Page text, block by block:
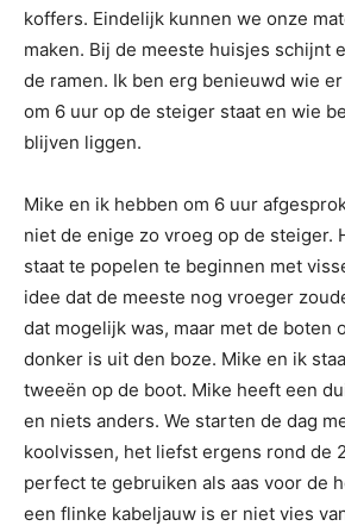
koffers. Eindelijk kunnen we onze
maken. Bij de meeste huisjes schijnt
de ramen. Ik ben erg benieuwd wie
om 6 uur op de steiger staat en wie
blijven liggen.
Mike en ik hebben om 6 uur
niet de enige zo vroeg op de steiger.
staat te popelen te beginnen met
idee dat de meeste nog vroeger
dat mogelijk was, maar met de boten
donker is uit den boze. Mike en ik
tweeën op de boot. Mike heeft een
en niets anders. We starten de dag
koolvissen, het liefst ergens rond de
perfect te gebruiken als aas voor de
een flinke kabeljauw is er niet vies